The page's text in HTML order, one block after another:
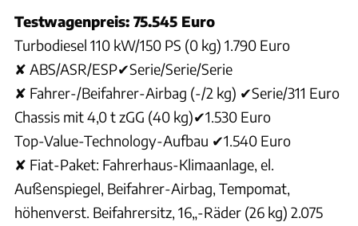
Testwagenpreis: 75.545 Euro
Turbodiesel 110 kW/150 PS (0 kg) 1.790 Euro
✘ ABS/ASR/ESP✔Serie/Serie/Serie
✘ Fahrer-/Beifahrer-Airbag (-/2 kg) ✔Serie/311 Euro
Chassis mit 4,0 t zGG (40 kg)✔1.530 Euro
Top-Value-Technology-Aufbau ✔1.540 Euro
✘ Fiat-Paket: Fahrerhaus-Klimaanlage, el.
Außenspiegel, Beifahrer-Airbag, Tempomat,
höhenverst. Beifahrersitz, 16„-Räder (26 kg) 2.075